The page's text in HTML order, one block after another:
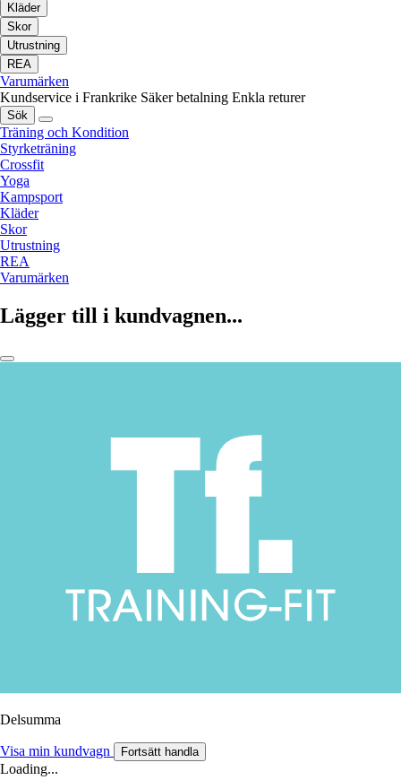
Kläder
Skor
Utrustning
REA
Varumärken
Kundservice i Frankrike Säker betalning Enkla returer
Sök
Träning och Kondition
Styrketräning
Crossfit
Yoga
Kampsport
Kläder
Skor
Utrustning
REA
Varumärken
Lägger till i kundvagnen...
Delsumma
Visa min kundvagn Fortsätt handla
Loading...